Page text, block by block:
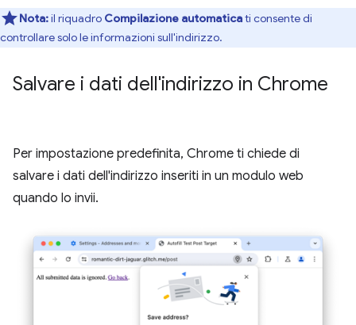
Nota:il riquadro Compilazione automaticati consente di
controllare solo le informazioni sull'indirizzo.
Salvare i dati dell'indirizzo in Chrome
Per impostazione predefinita, Chrome ti chiede di
salvare i dati dell'indirizzo inseriti in un modulo web
quando lo invii.